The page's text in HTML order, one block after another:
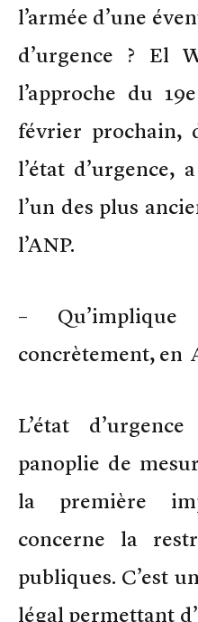
l’armée d’une
d’urgence ? El
l’approche du
février prochain,
l’état d’urgence,
l’un des plus
l’ANP.
– Qu’implique
concrètement, en
L’état
panoplie de
la première
concerne la
publiques. C’est
légal permettant